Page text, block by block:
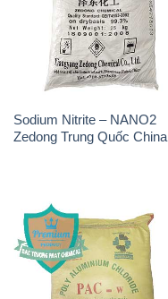
Sodium Nitrite – NANO2
Zedong Trung Quốc China